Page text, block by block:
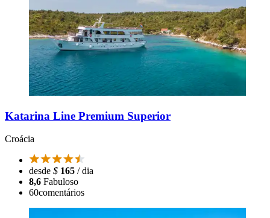
Katarina Line Premium Superior
Croácia
desde $ 165 / dia
8,6 Fabuloso
60comentários